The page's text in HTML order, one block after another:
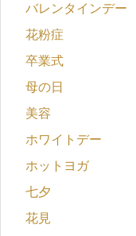
バレンタインデー
花粉症
卒業式
母の日
美容
ホワイトデー
ホットヨガ
七夕
花見